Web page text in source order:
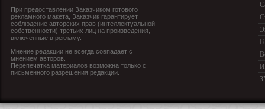
При предоставлении Заказчиком готового
рекламного макета, Заказчик гарантирует
соблюдение авторских прав (интеллектуальной
собственности) третьих лиц на произведения,
включенные в рекламу.
Мнение редакции не всегда совпадает с
мнением авторов.
Перепечатка материалов возможна только с
письменного разрешения редакции.